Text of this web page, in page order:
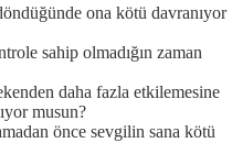
ona kötü davranıyor
sahip olmadığın zaman
daha fazla etkilemesine
musun?
önce sevgilin sana kötü